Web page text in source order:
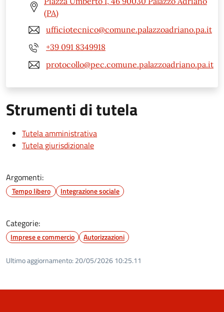
(PA)
ufficiotecnico@comune.palazzoadriano.pa.it
+39 091 8349918
protocollo@pec.comune.palazzoadriano.pa.it
Strumenti di tutela
Tutela amministrativa
Tutela giurisdizionale
Argomenti:
Tempo libero Integrazione sociale
Categorie:
Imprese e commercio Autorizzazioni
Ultimo aggiornamento: 20/05/2026 10:25.11